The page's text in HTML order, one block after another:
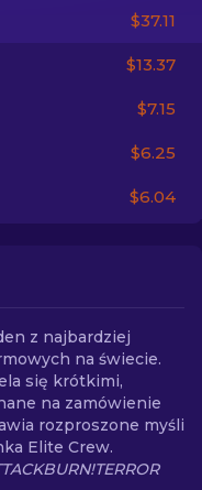
PL
$37.11
$13.37
$7.15
$6.25
$6.04
z najbardziej
na świecie.
się krótkimi,
na zamówienie
rozproszone myśli
Elite Crew.